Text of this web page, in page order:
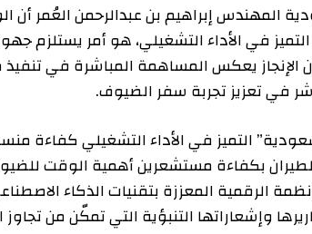
إبراهيم بن عبدالرحمن العُمر أن
في الأداء التشغيلي، هو أمر يستلزم
يعكس المساهمة المباشرة في تنفيذ
تعزيز تجربة سفر الضيوف.
في الأداء التشغيلي كفاءة منسوبيها
بكفاءة مستشعرين أهمية الوقت للضيوف
الرقمية المعززة بتقنيات الذكاء
التنبؤية التي تمكّن من تجاوز